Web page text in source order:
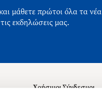
μάθετε πρώτοι όλα τα νέα
τις εκδηλώσεις μας.
Χρήσιμοι Σύνδεσμοι